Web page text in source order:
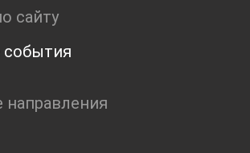
Настя Самилова, Наталья
Немтин, Патимат Иманалиева,
Софья Ильченко, Софья
Корпио, Буйко Николай, Катерина
Соломатина, Александр Ларцев,
сайту
события